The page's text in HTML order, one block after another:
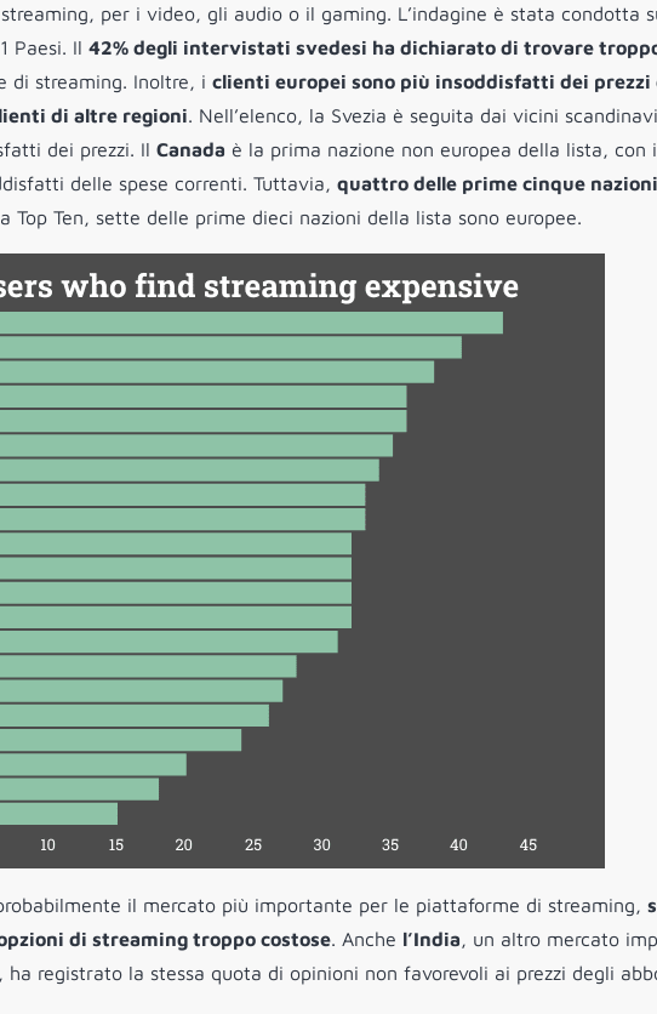
per i video, gli audio o il gaming. L’indagine è stata condotta
Paesi. Il 42% degli intervistati svedesi ha dichiarato di trovare
di streaming. Inoltre, i clienti europei sono più insoddisfatti dei prezzi
di altre regioni. Nell’elenco, la Svezia è seguita dai vicini
dei prezzi. Il Canada è la prima nazione non europea della lista, con
delle spese correnti. Tuttavia, quattro delle prime cinque
Top Ten, sette delle prime dieci nazioni della lista sono europee.
il mercato più importante per le piattaforme di streaming,
di streaming troppo costose. Anche l’India, un altro mercato
registrato la stessa quota di opinioni non favorevoli ai prezzi degli